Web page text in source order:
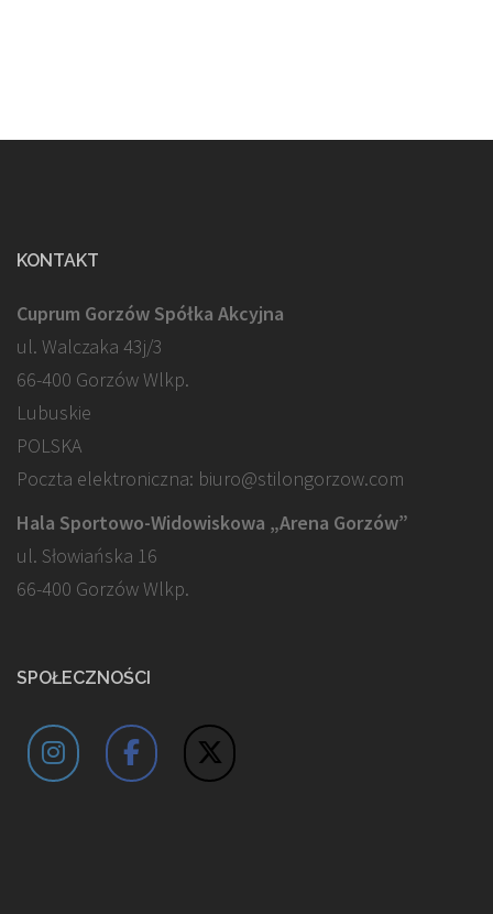
KONTAKT
Cuprum Gorzów Spółka Akcyjna
ul. Walczaka 43j/3
66-400 Gorzów Wlkp.
Lubuskie
POLSKA
Poczta elektroniczna: biuro@stilongorzow.com
Hala Sportowo-Widowiskowa „Arena Gorzów”
ul. Słowiańska 16
66-400 Gorzów Wlkp.
SPOŁECZNOŚCI